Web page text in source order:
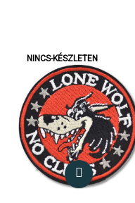
NINCS-KÉSZLETEN